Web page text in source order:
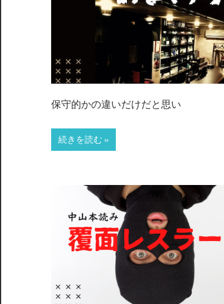
保守的かの違いだけだと思い
続きを読む